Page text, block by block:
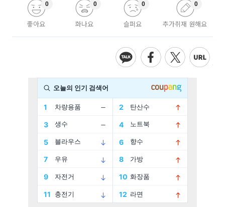
좋아요
0
화나요
0
슬퍼요
0
추가취재 원해요
0